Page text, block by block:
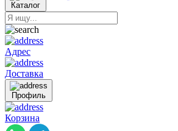
Каталог
Адрес
Доставка
Профиль
Корзина